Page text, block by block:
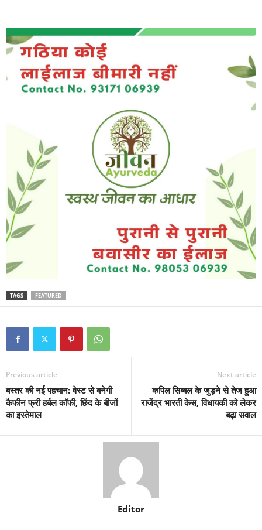
TAGS FEATURED
Previous article
बस्तर की नई पहचान: वेस्ट से बनेगी
कैफीन फ्री हर्बल कॉफी, छिंद के बीजों
का इस्तेमाल
Next article
कपिल सिब्बल के जुड़ने से तेज हुआ
राजेंद्र भारती केस, विधायकी को लेकर
बढ़ा सवाल
Editor